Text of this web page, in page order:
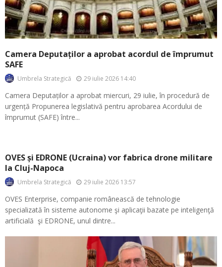
Camera Deputaților a aprobat acordul de împrumut
SAFE
Umbrela Strategică 29 iulie 2026 14:40
Camera Deputaților a aprobat miercuri, 29 iulie, în procedură de
urgență Propunerea legislativă pentru aprobarea Acordului de
împrumut (SAFE) între...
OVES și EDRONE (Ucraina) vor fabrica drone militare
la Cluj-Napoca
Umbrela Strategică 29 iulie 2026 13:57
OVES Enterprise, companie românească de tehnologie
specializată în sisteme autonome şi aplicaţii bazate pe inteligenţă
artificială şi EDRONE, unul dintre...